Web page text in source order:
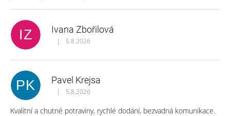
IZ Ivana Zbořilová
Hodnocení obchodu je 5 z 5 hvězdiček.
| 5.8.2026
PK Pavel Krejsa
Hodnocení obchodu je 5 z 5 hvězdiček.
| 5.8.2026
Kvalitní a chutné potraviny, rychlé dodání, bezvadná komunikace.